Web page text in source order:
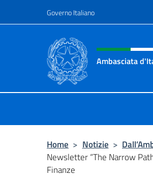
Governo Italiano
Intestazione sito,
Ambasciata
Home > Notizie >
Newsletter “The Narrow
Finanze